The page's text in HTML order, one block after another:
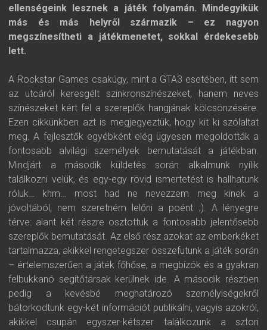
ellenségeink lesznek a játék folyamán. Mindegyikük
más és más helyről származik – ez nagyon
megszínesítheti a játékmenetet, sokkal érdekesebb
lett.
A Rockstar Games csakúgy, mint a GTA3 esetében, itt sem
az utcáról keresgélt szinkronszínészeket, hanem neves
színészeket kért fel a szereplők hangjának kölcsönzésére.
Ezen cikkünkben azt is megjegyeztük, hogy kit ki szólaltat
meg. A fejlesztők egyébként elég ügyesen megoldották a
fontosabb alvilági személyek bemutatását a játékban.
Mindjárt a második küldetés során alkalmunk nyílik
találkozni velük, és egy-egy rövid ismertetést is hallhatunk
róluk… khm… most had ne nevezzem meg kinek a
jóvoltából, nem szeretném lelőni a poént ;). A lényegre
térve: alant két részre osztottuk a fontosabb jelentősebb
szereplők bemutatását. Az első rész azokat az emberkéket
tartalmazza, akikkel rengetegszer összefutunk a játék során
– értelemszerűen a játék főhőse, a megbízók és a gyakran
felbukkanó segítőtársak kerülnek ide. A második részben
pedig a kevésbé meghatározó személyiségekről
bátorkodtunk egy-két információt publikálni, vagyis azokról,
akikkel csupán egyszer-kétszer találkozunk a sztori